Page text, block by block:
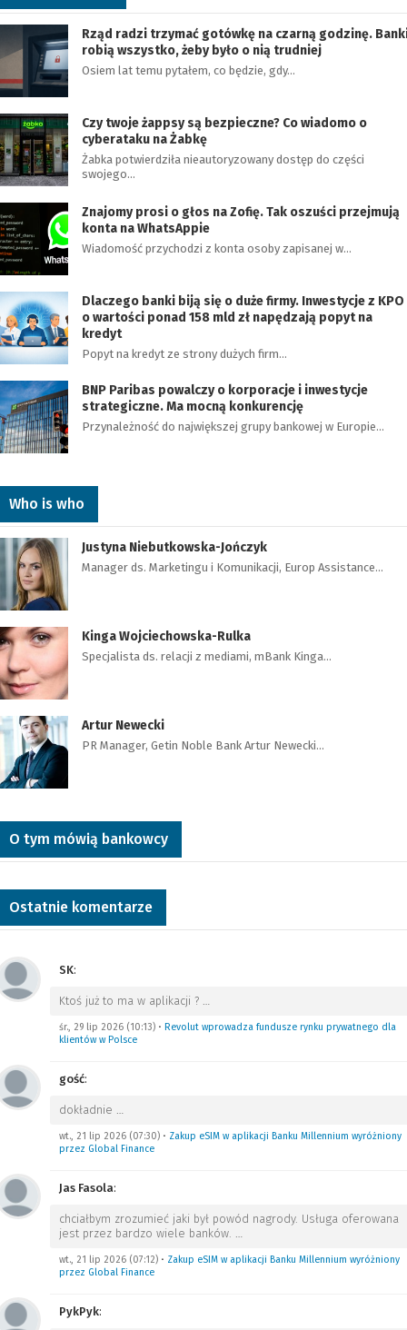
Rząd radzi trzymać gotówkę na czarną godzinę.
robią wszystko, żeby było o nią trudniej
Osiem lat temu pytałem, co będzie, gdy…
Czy twoje żappsy są bezpieczne? Co wiadomo o
cyberataku na Żabkę
Żabka potwierdziła nieautoryzowany dostęp do części
swojego…
Znajomy prosi o głos na Zofię. Tak oszuści przejmują
konta na WhatsAppie
Wiadomość przychodzi z konta osoby zapisanej w…
Dlaczego banki biją się o duże firmy. Inwestycje z KPO
o wartości ponad 158 mld zł napędzają popyt na
kredyt
Popyt na kredyt ze strony dużych firm…
BNP Paribas powalczy o korporacje i inwestycje
strategiczne. Ma mocną konkurencję
Przynależność do największej grupy bankowej w Europie…
Who is who
Justyna Niebutkowska-Jończyk
Manager ds. Marketingu i Komunikacji, Europ Assistance…
Kinga Wojciechowska-Rulka
Specjalista ds. relacji z mediami, mBank Kinga…
Artur Newecki
PR Manager, Getin Noble Bank Artur Newecki…
O tym mówią bankowcy
Ostatnie komentarze
SK:
Ktoś już to ma w aplikacji ? …
śr., 29 lip 2026 (10:13) • Revolut wprowadza fundusze rynku prywatnego dla
klientów w Polsce
gość:
dokładnie …
wt., 21 lip 2026 (07:30) • Zakup eSIM w aplikacji Banku Millennium wyróżniony
przez Global Finance
Jas Fasola:
chciałbym zrozumieć jaki był powód nagrody. Usługa oferowana
jest przez bardzo wiele banków. …
wt., 21 lip 2026 (07:12) • Zakup eSIM w aplikacji Banku Millennium wyróżniony
przez Global Finance
PykPyk: